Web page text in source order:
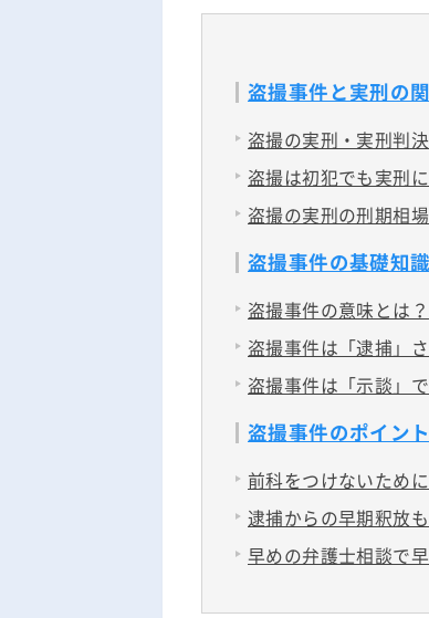
盗撮事件と実刑の
盗撮の実刑・実刑判
盗撮は初犯でも実刑
盗撮の実刑の刑期相場
盗撮事件の基礎知識
盗撮事件の意味とは？
盗撮事件は「逮捕」
盗撮事件は「示談」
盗撮事件のポイント
前科をつけないため
逮捕からの早期釈放
早めの弁護士相談で